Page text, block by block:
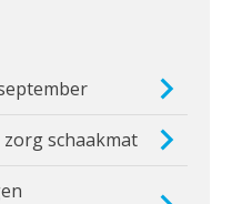
schaakmat